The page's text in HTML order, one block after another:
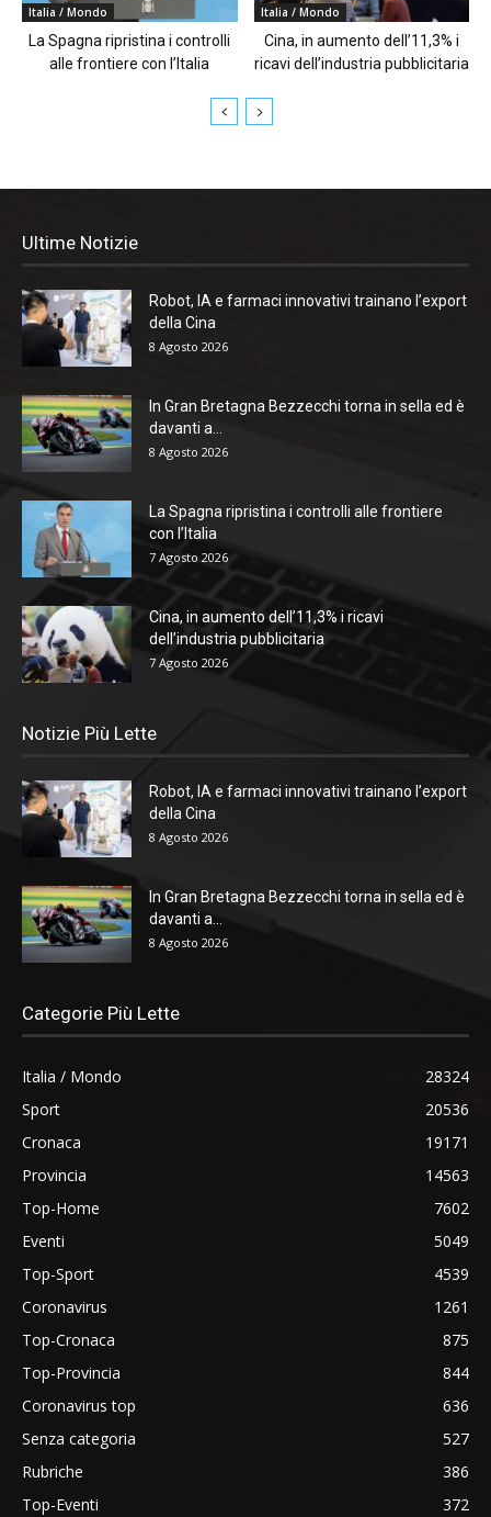
Italia / Mondo
La Spagna ripristina i controlli
alle frontiere con l’Italia
Italia / Mondo
Cina, in aumento dell’11,3% i
ricavi dell’industria pubblicitaria
Ultime Notizie
Robot, IA e farmaci innovativi trainano l’export
della Cina
8 Agosto 2026
In Gran Bretagna Bezzecchi torna in sella ed è
davanti a...
8 Agosto 2026
La Spagna ripristina i controlli alle frontiere
con l’Italia
7 Agosto 2026
Cina, in aumento dell’11,3% i ricavi
dell’industria pubblicitaria
7 Agosto 2026
Notizie Più Lette
Robot, IA e farmaci innovativi trainano l’export
della Cina
8 Agosto 2026
In Gran Bretagna Bezzecchi torna in sella ed è
davanti a...
8 Agosto 2026
Categorie Più Lette
Italia / Mondo
28324
Sport
20536
Cronaca
19171
Provincia
14563
Top-Home
7602
Eventi
5049
Top-Sport
4539
Coronavirus
1261
Top-Cronaca
875
Top-Provincia
844
Coronavirus top
636
Senza categoria
527
Rubriche
386
Top-Eventi
372